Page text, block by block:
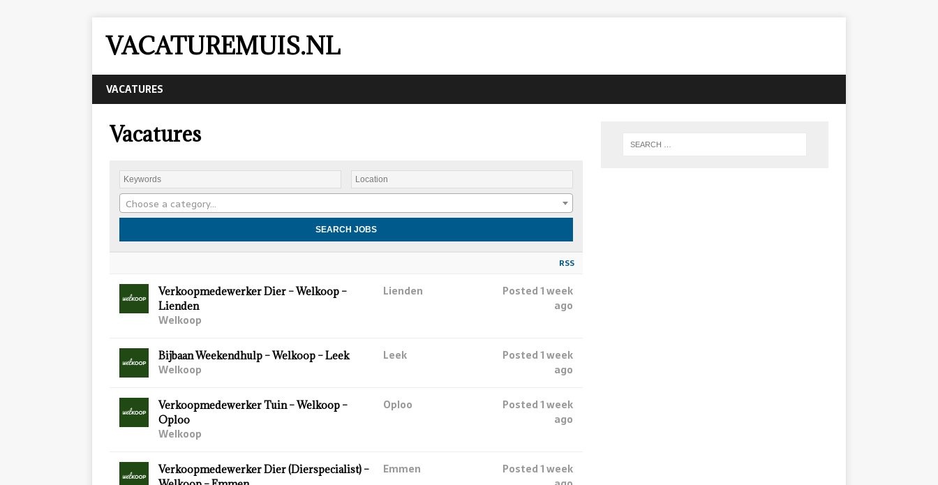
VACATUREMUIS.NL
VACATURES
Vacatures
Choose a category…
RSS
Verkoopmedewerker Dier – Welkoop –
Lienden
Welkoop
Lienden
Posted 1 week
ago
Bijbaan Weekendhulp – Welkoop – Leek
Welkoop
Leek
Posted 1 week
ago
Verkoopmedewerker Tuin – Welkoop –
Oploo
Welkoop
Oploo
Posted 1 week
ago
Verkoopmedewerker Dier (Dierspecialist) –
Emmen
Posted 1 week